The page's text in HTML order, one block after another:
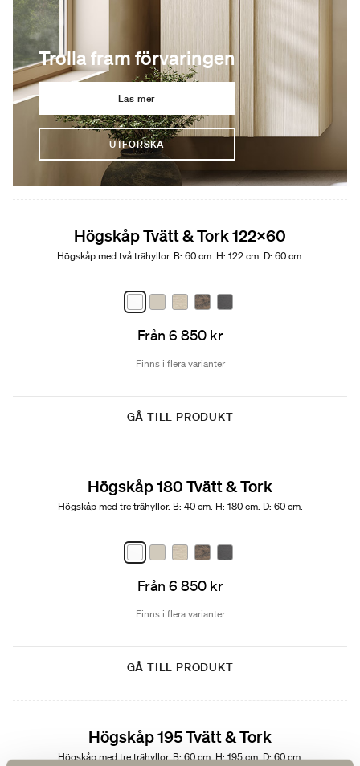
Trolla fram förvaringen
Läs mer
UTFORSKA
Högskåp Tvätt & Tork 122x60
Högskåp med två trähyllor. B: 60 cm. H: 122 cm. D: 60 cm.
Från 6 850 kr
Finns i flera varianter
GÅ TILL PRODUKT
Högskåp 180 Tvätt & Tork
Högskåp med tre trähyllor. B: 40 cm. H: 180 cm. D: 60 cm.
Från 6 850 kr
Finns i flera varianter
GÅ TILL PRODUKT
Högskåp 195 Tvätt & Tork
Högskåp med tre trähyllor. B: 60 cm. H: 195 cm. D: 60 cm.